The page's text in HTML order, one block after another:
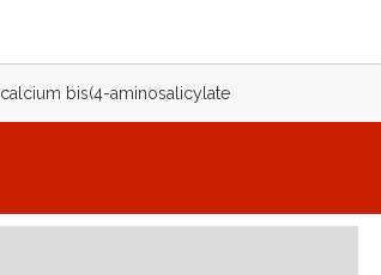
calcium bis(4-aminosalicylate